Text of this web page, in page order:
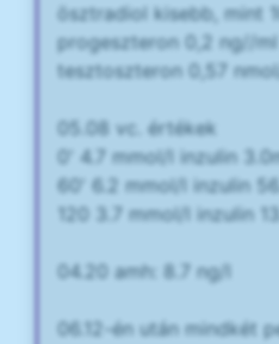
ösztradiol kisebb, mint
progeszteron 0,2 ng//ml
tesztoszteron 0,57 nmol/l
05.08 vc. értékek
0' 4.7 mmol/l inzulin
60' 6.2 mmol/l inzulin
120 3.7 mmol/l inzulin
04.20 amh: 8.7 ng/l
06.12-én után mindkét